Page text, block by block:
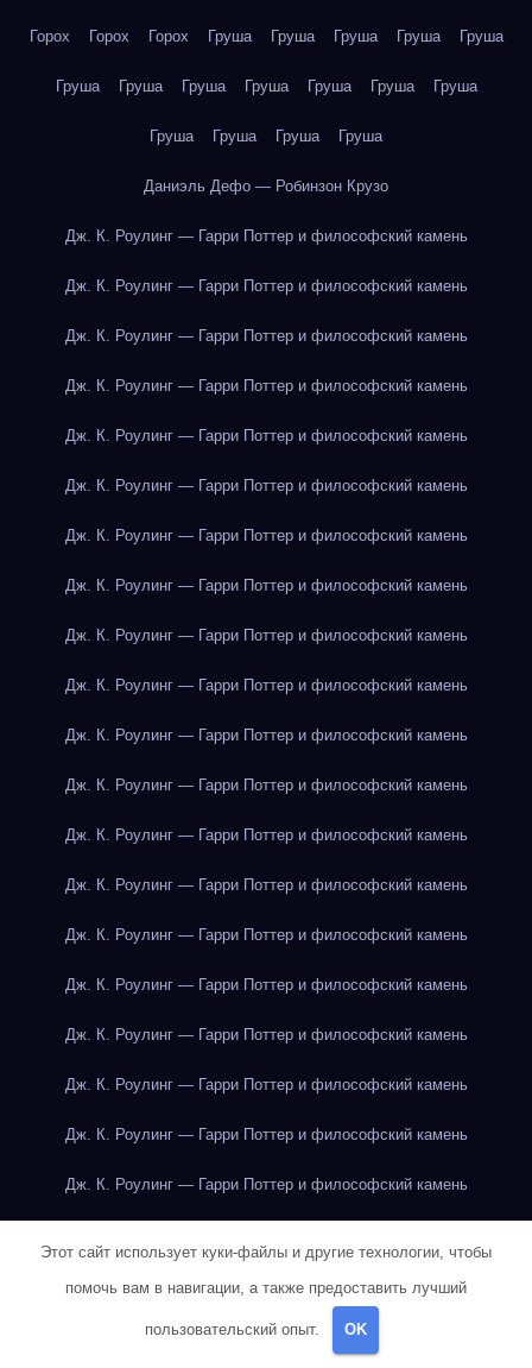
Горох Горох Горох Груша Груша Груша Груша Груша
Груша Груша Груша Груша Груша Груша Груша
Груша Груша Груша Груша
Даниэль Дефо — Робинзон Крузо
Дж. К. Роулинг — Гарри Поттер и философский камень
Дж. К. Роулинг — Гарри Поттер и философский камень
Дж. К. Роулинг — Гарри Поттер и философский камень
Дж. К. Роулинг — Гарри Поттер и философский камень
Дж. К. Роулинг — Гарри Поттер и философский камень
Дж. К. Роулинг — Гарри Поттер и философский камень
Дж. К. Роулинг — Гарри Поттер и философский камень
Дж. К. Роулинг — Гарри Поттер и философский камень
Дж. К. Роулинг — Гарри Поттер и философский камень
Дж. К. Роулинг — Гарри Поттер и философский камень
Дж. К. Роулинг — Гарри Поттер и философский камень
Дж. К. Роулинг — Гарри Поттер и философский камень
Дж. К. Роулинг — Гарри Поттер и философский камень
Дж. К. Роулинг — Гарри Поттер и философский камень
Дж. К. Роулинг — Гарри Поттер и философский камень
Дж. К. Роулинг — Гарри Поттер и философский камень
Дж. К. Роулинг — Гарри Поттер и философский камень
Дж. К. Роулинг — Гарри Поттер и философский камень
Дж. К. Роулинг — Гарри Поттер и философский камень
Дж. К. Роулинг — Гарри Поттер и философский камень
Дж. К. Роулинг — Гарри Поттер и философский камень
Дж. Р. Р. Толкин — Властелин колец
Этот сайт использует куки-файлы и другие технологии, чтобы
помочь вам в навигации, а также предоставить лучший
пользовательский опыт. OK